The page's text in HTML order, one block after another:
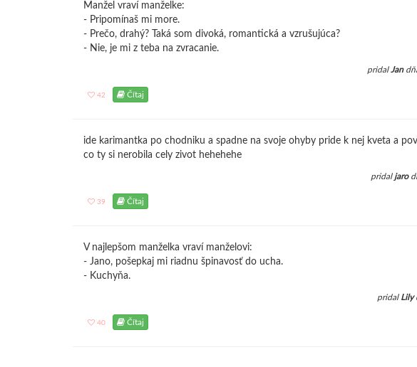
Manžel vraví manželke:
- Pripomínaš mi more.
- Prečo, drahý? Taká som divoká, romantická a vzrušujúca?
- Nie, je mi z teba na zvracanie.
pridalJan
42 Čítaj
ide karimantka po chodniku a spadne na svoje ohyby pride k nej kveta a
co ty si nerobila cely zivot hehehehe
pridal jaro
39 Čítaj
V najlepšom manželka vraví manželovi:
- Jano, pošepkaj mi riadnu špinavosť do ucha.
- Kuchyňa.
pridal Lily
40 Čítaj